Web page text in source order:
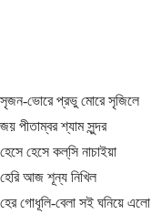
সৃজন-ভোরে প্রভু মোরে সৃজিলে
জয় পীতাম্বর শ্যাম সুন্দর
হেসে হেসে কল্‌সি নাচাইয়া
হেরি আজ শূন্য নিখিল
হের গোধূলি-বেলা সই ঘনিয়ে এলো